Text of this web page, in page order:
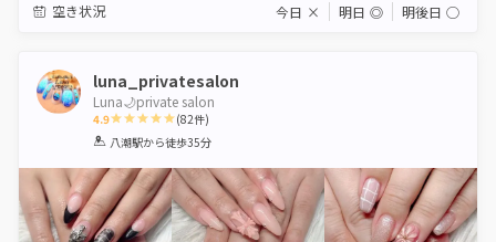
空き状況 今日 × 明日 ◎ 明後日 ◯
luna_privatesalon
Luna🌙private salon
4.9
1 2 3 4 5
(82件)
八潮駅から徒歩35分